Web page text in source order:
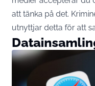
att tänka på det.
utnyttjar detta för att